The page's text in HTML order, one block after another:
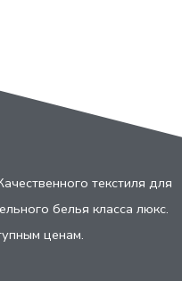
текстиля для
белья класса люкс.
ценам.